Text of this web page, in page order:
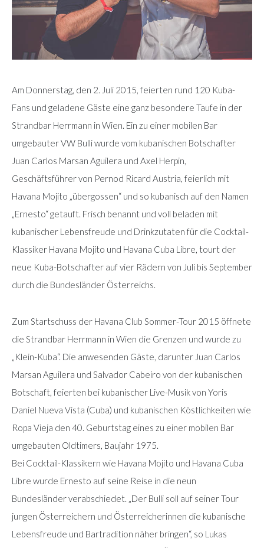
Am Donnerstag, den 2. Juli 2015, feierten rund 120 Kuba-
Fans und geladene Gäste eine ganz besondere Taufe in der
Strandbar Herrmann in Wien. Ein zu einer mobilen Bar
umgebauter VW Bulli wurde vom kubanischen Botschafter
Juan Carlos Marsan Aguilera und Axel Herpin,
Geschäftsführer von Pernod Ricard Austria, feierlich mit
Havana Mojito „übergossen“ und so kubanisch auf den Namen
„Ernesto“ getauft. Frisch benannt und voll beladen mit
kubanischer Lebensfreude und Drinkzutaten für die Cocktail-
Klassiker Havana Mojito und Havana Cuba Libre, tourt der
neue Kuba-Botschafter auf vier Rädern von Juli bis September
durch die Bundesländer Österreichs.
Zum Startschuss der Havana Club Sommer-Tour 2015 öffnete
die Strandbar Herrmann in Wien die Grenzen und wurde zu
„Klein-Kuba“. Die anwesenden Gäste, darunter Juan Carlos
Marsan Aguilera und Salvador Cabeiro von der kubanischen
Botschaft, feierten bei kubanischer Live-Musik von Yoris
Daniel Nueva Vista (Cuba) und kubanischen Köstlichkeiten wie
Ropa Vieja den 40. Geburtstag eines zu einer mobilen Bar
umgebauten Oldtimers, Baujahr 1975.
Bei Cocktail-Klassikern wie Havana Mojito und Havana Cuba
Libre wurde Ernesto auf seine Reise in die neun
Bundesländer verabschiedet. „Der Bulli soll auf seiner Tour
jungen Österreichern und Österreicherinnen die kubanische
Lebensfreude und Bartradition näher bringen“, so Lukas